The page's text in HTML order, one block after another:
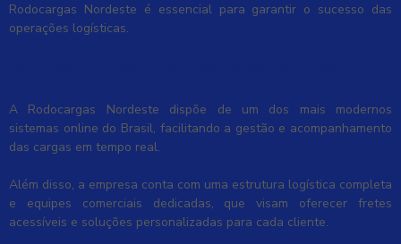
Rodocargas Nordeste é essencial para garantir o sucesso das
operações logísticas.
A Rodocargas Nordeste dispõe de um dos mais modernos
sistemas online do Brasil, facilitando a gestão e acompanhamento
das cargas em tempo real.
Além disso, a empresa conta com uma estrutura logística completa
e equipes comerciais dedicadas, que visam oferecer fretes
acessíveis e soluções personalizadas para cada cliente.